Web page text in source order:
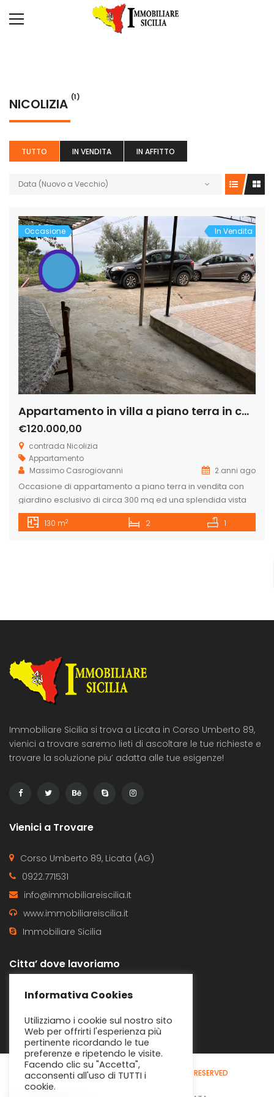
NICOLIZIA (1)
TUTTO IN VENDITA IN AFFITTO
Data (Nuovo a Vecchio)
Occasione In Vendita
Appartamento in villa a piano terra in contrada Nicolizia
€120.000,00
contrada Nicolizia
Appartamento
Massimo Casrogiovanni
2 anni ago
Occasione di appartamento a piano terra in vendita con
giardino esclusivo di circa 300 mq ed una splendida vista
mare, soleggiato e luminoso, nella contrada Nicolizia a
Licata, a 5 minuti dalla città e con possibilità di raggiungere
130 m2 2 1
Immobiliare Sicilia si trova a Licata in Corso Umberto 89,
vienici a trovare saremo lieti di ascoltare le tue richieste e
trovare la soluzione piu’ adatta alle tue esigenze!
Vienici a Trovare
Corso Umberto 89, Licata (AG)
0922.771531
info@immobiliareiscilia.it
www.immobiliareiscilia.it
Immobiliare Sicilia
Citta’ dove lavoriamo
Butera
© 2020 - IMMOBILIARE SICILIA ALL RIGHTS RESERVED
Informativa Cookies
Utilizziamo i cookie sul nostro sito
Web per offrirti l'esperienza più
pertinente ricordando le tue
preferenze e ripetendo le visite.
Facendo clic su "Accetta",
acconsenti all'uso di TUTTI i
cookie.